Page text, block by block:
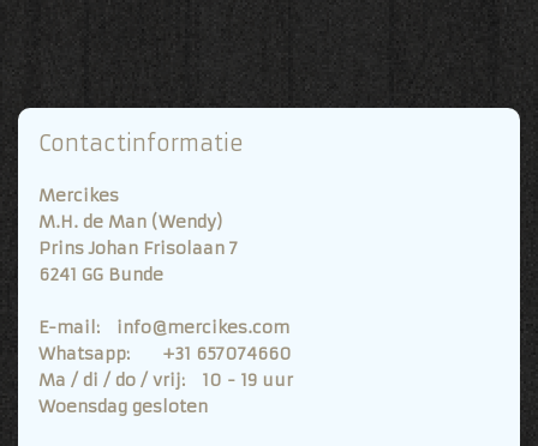
Contactinformatie
Mercikes
M.H. de Man (Wendy)
Prins Johan Frisolaan 7
6241 GG Bunde
E-mail: info@mercikes.com
Whatsapp: +31 657074660
Ma / di / do / vrij: 10 - 19 uur
Woensdag gesloten